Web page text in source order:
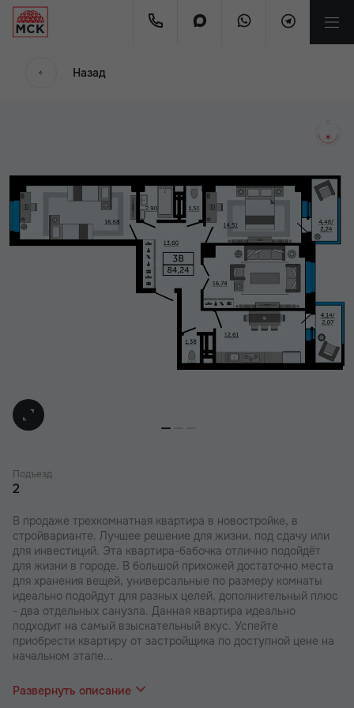
Назад
Подъезд
2
В продаже трехкомнатная квартира в новостройке, в
стройварианте. Лучшее решение для жизни, под сдачу или
для инвестиций. Эта квартира-бабочка отлично подойдёт
для жизни в городе. В большой прихожей достаточно места
для хранения вещей, универсальные по размеру комнаты
идеально подойдут для разных целей, дополнительный плюс
- два отдельных санузла. Данная квартира идеально
подходит на самый взыскательный вкус. Успейте
приобрести квартиру от застройщика по доступной цене на
начальном этапе...
В наших ЖК действуют индивидуальные акции и скидки. В
Развернуть описание